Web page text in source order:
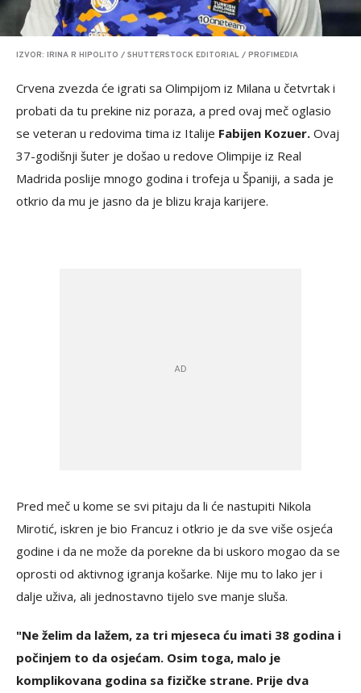
IZVOR: IRINA R HIPOLITO / SHUTTERSTOCK EDITORIAL / PROFIMEDIA
Crvena zvezda će igrati sa Olimpijom iz Milana u četvrtak i
probati da tu prekine niz poraza, a pred ovaj meč oglasio
se veteran u redovima tima iz Italije Fabijen Kozuer. Ovaj
37-godišnji šuter je došao u redove Olimpije iz Real
Madrida poslije mnogo godina i trofeja u Španiji, a sada je
otkrio da mu je jasno da je blizu kraja karijere.
Pred meč u kome se svi pitaju da li će nastupiti Nikola
Mirotić, iskren je bio Francuz i otkrio je da sve više osjeća
godine i da ne može da porekne da bi uskoro mogao da se
oprosti od aktivnog igranja košarke. Nije mu to lako jer i
dalje uživa, ali jednostavno tijelo sve manje sluša.
"Ne želim da lažem, za tri mjeseca ću imati 38 godina i
počinjem to da osjećam. Osim toga, malo je
komplikovana godina sa fizičke strane. Prije dva